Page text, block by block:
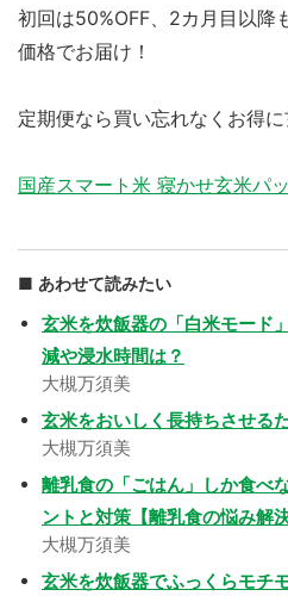
初回は50%OFF、2カ月目以降
価格でお届け！
定期便なら買い忘れなくお得に
国産スマート米 寝かせ玄米パ
あわせて読みたい
玄米を炊飯器の「白米モード
減や浸水時間は？
大槻万須美
玄米をおいしく長持ちさせる
大槻万須美
離乳食の「ごはん」しか食べ
ントと対策【離乳食の悩み解決
大槻万須美
玄米を炊飯器でふっくらモチ